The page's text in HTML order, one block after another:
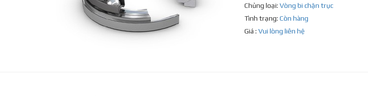
Chủng loại: Vòng bi chặn trục
Tình trạng: Còn hàng
Giá : Vui lòng liên hệ